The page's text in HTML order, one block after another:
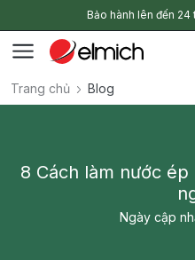
Bảo hành lên đến
Trang chủ Blog
8 Cách làm nước
Ngày cập